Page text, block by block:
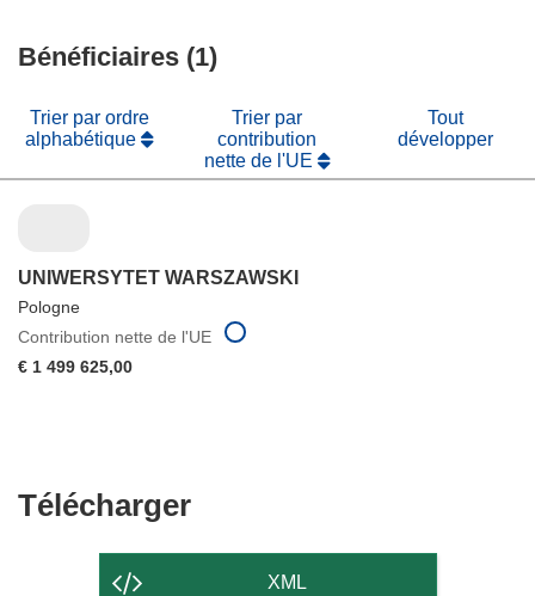
Bénéficiaires (1)
Trier par ordre
alphabétique
Trier par
contribution
nette de l'UE
Tout
développer
UNIWERSYTET WARSZAWSKI
Pologne
Contribution nette de l'UE
€ 1 499 625,00
TéléchargerTélécharger
contenu
XML